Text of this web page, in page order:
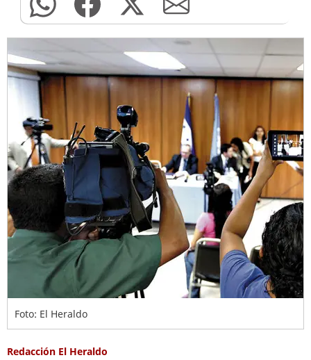
Foto: El Heraldo
Redacción El Heraldo